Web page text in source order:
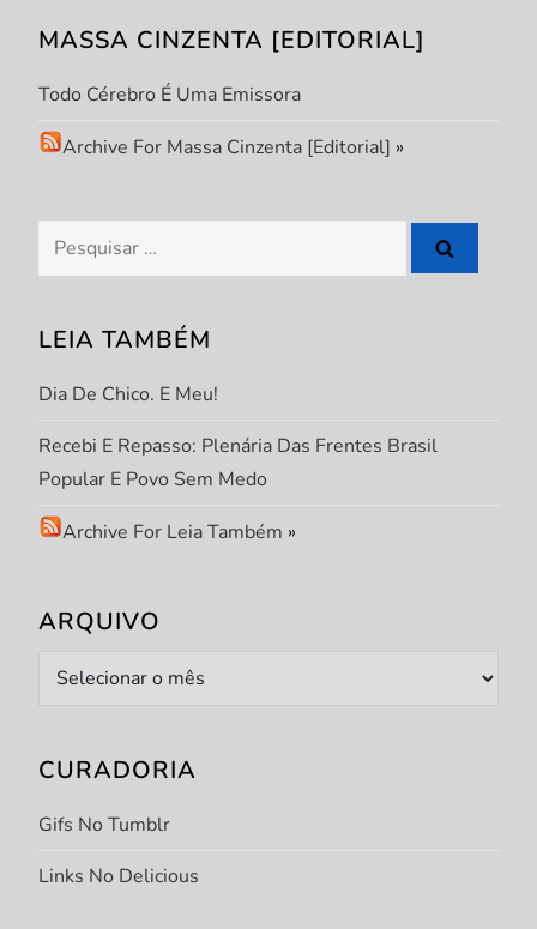
d
e
P
o
s
t
MASSA CINZENTA [EDITORIAL]
Todo Cérebro É Uma Emissora
Archive For Massa Cinzenta [Editorial] »
Pesquisar
por:
LEIA TAMBÉM
Dia De Chico. E Meu!
Recebi E Repasso: Plenária Das Frentes Brasil
Popular E Povo Sem Medo
Archive For Leia Também »
ARQUIVO
Arquivo
CURADORIA
Gifs No Tumblr
Links No Delicious